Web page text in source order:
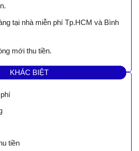
tại nhà miễn phí Tp.HCM và Bình
mới thu tiền.
KHÁC BIỆT
tiền